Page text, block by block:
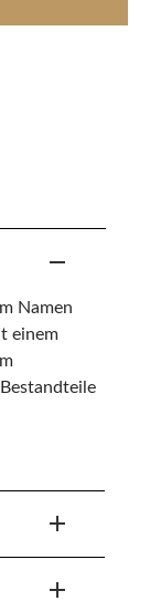
Namen
einem